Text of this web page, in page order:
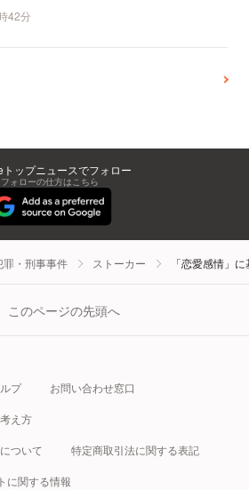
42分
ップニュースでフォロー
フォローの仕方はこちら
罪・刑事事件 ストーカー 「恋愛感情」
このページの先頭へ
プ お問い合わせ窓口
え方
ついて 特定商取引法に関する表記
に関する情報